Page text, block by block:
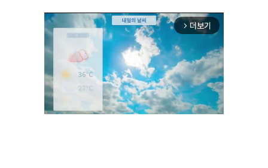
arrow_forward_ios 더보기